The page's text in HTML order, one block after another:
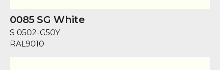
0085 SG White
S 0502-G50Y
RAL 9010